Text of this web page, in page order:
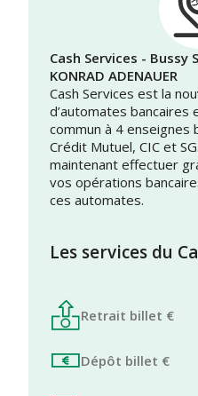
Cash Services - Bussy
KONRAD ADENAUER
Cash Services est la
d’automates bancaires
commun à 4 enseignes
Crédit Mutuel, CIC et
maintenant effectuer
vos opérations
ces automates.
Les services du
Retrait billet €
Dépôt billet €